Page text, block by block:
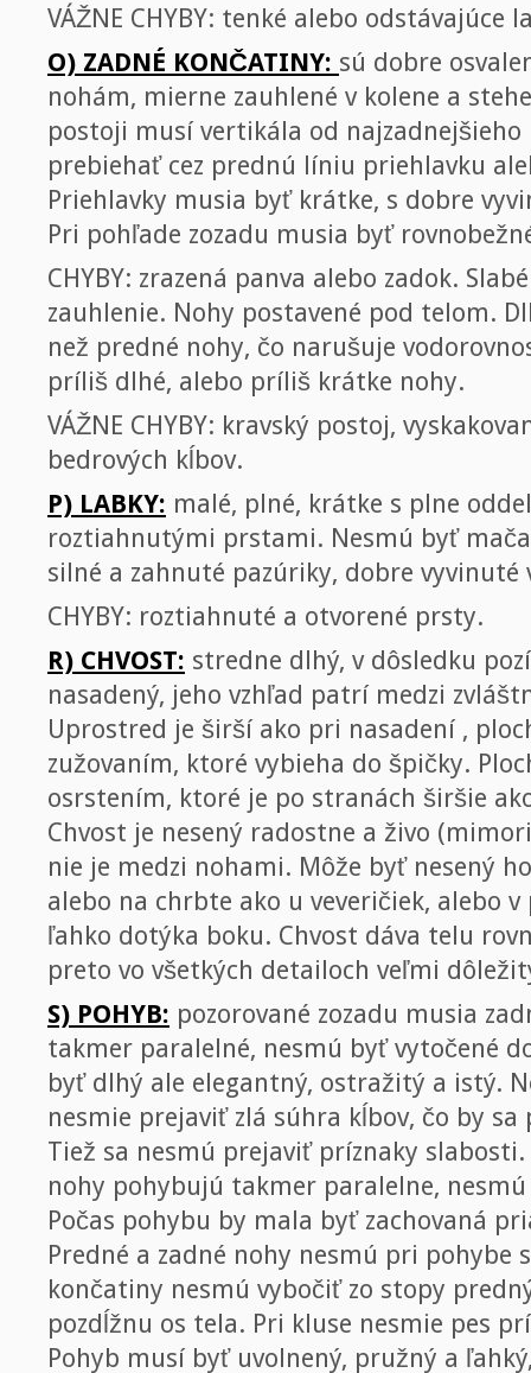
VÁŽNE CHYBY: tenké alebo odstávajúce
O) ZADNÉ KONČATINY: sú dobre
nohám, mierne zauhlené v kolene a
postoji musí vertikála od najzadnejšieho
prebiehať cez prednú líniu priehlavku
Priehlavky musia byť krátke, s dobre
Pri pohľade zozadu musia byť
CHYBY: zrazená panva alebo zadok.
zauhlenie. Nohy postavené pod telom.
než predné nohy, čo narušuje
príliš dlhé, alebo príliš krátke nohy.
VÁŽNE CHYBY: kravský postoj,
bedrových kĺbov.
P) LABKY: malé, plné, krátke s plne
roztiahnutými prstami. Nesmú byť
silné a zahnuté pazúriky, dobre vyvinuté
CHYBY: roztiahnuté a otvorené prsty.
R) CHVOST: stredne dlhý, v dôsledku
nasadený, jeho vzhľad patrí medzi
Uprostred je širší ako pri nasadení ,
zužovaním, ktoré vybieha do špičky.
osrstením, ktoré je po stranách širšie
Chvost je nesený radostne a živo
nie je medzi nohami. Môže byť nesený
alebo na chrbte ako u veveričiek, alebo
ľahko dotýka boku. Chvost dáva telu
preto vo všetkých detailoch veľmi
S) POHYB: pozorované zozadu musia
takmer paralelné, nesmú byť vytočené
byť dlhý ale elegantný, ostražitý a istý.
nesmie prejaviť zlá súhra kĺbov, čo by
Tiež sa nesmú prejaviť príznaky slabosti.
nohy pohybujú takmer paralelne,
Počas pohybu by mala byť zachovaná
Predné a zadné nohy nesmú pri pohybe
končatiny nesmú vybočiť zo stopy
pozdĺžnu os tela. Pri kluse nesmie pes
Pohyb musí byť uvolnený, pružný a